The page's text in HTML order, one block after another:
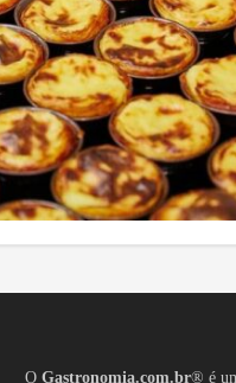
OGastronomia.com.br® é